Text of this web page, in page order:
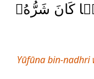
كَانَ شَرُّهُۥ
Yūfūna bin-